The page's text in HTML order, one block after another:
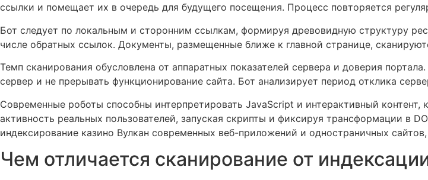
ссылки и помещает их в очередь для будущего посещения. Процесс повторяется
Бот следует по локальным и сторонним ссылкам, формируя древовидную структуру
числе обратных ссылок. Документы, размещенные ближе к главной странице,
Темп сканирования обусловлена от аппаратных показателей сервера и доверия
сервер и не прерывать функционирование сайта. Бот анализирует период отклика
Современные роботы способны интерпретировать JavaScript и интерактивный
активность реальных пользователей, запуская скрипты и фиксируя трансформации в
индексирование казино Вулкан современных веб-приложений и одностраничных
Чем отличается сканирование от